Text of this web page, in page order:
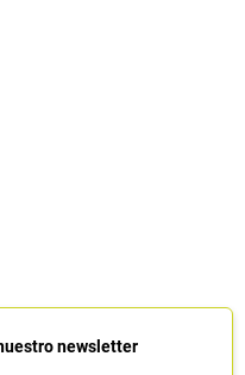
newsletter